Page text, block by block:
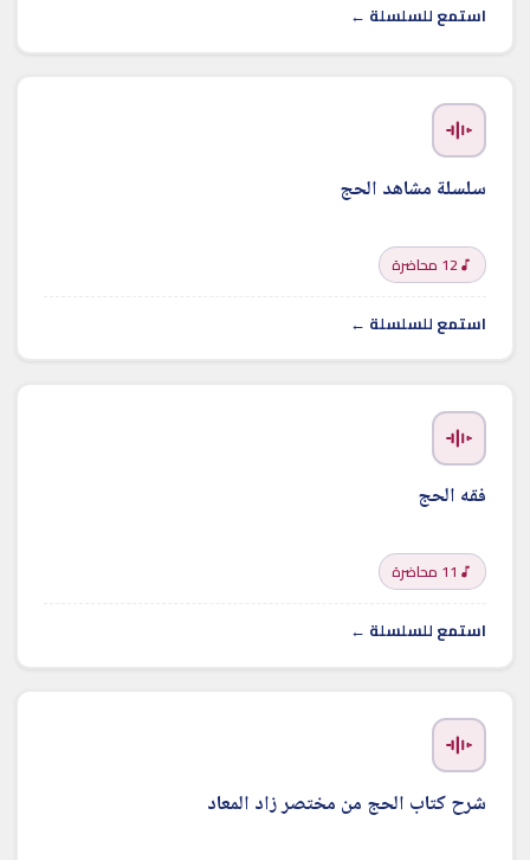
استمع للسلسلة ←
سلسلة مشاهد الحج
12 محاضرة
استمع للسلسلة ←
فقه الحج
11 محاضرة
استمع للسلسلة ←
شرح كتاب الحج من مختصر زاد المعاد